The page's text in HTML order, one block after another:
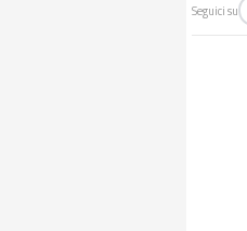
Seguici su